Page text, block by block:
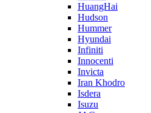
HuangHai
Hudson
Hummer
Hyundai
Infiniti
Innocenti
Invicta
Iran Khodro
Isdera
Isuzu